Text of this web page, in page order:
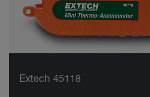
Extech 45118